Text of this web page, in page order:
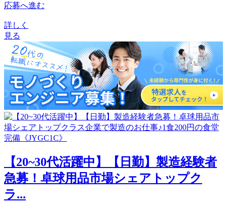
応募へ進む
詳しく
見る
【20~30代活躍中】【日勤】製造経験者
急募！卓球用品市場シェアトップク
ラ...